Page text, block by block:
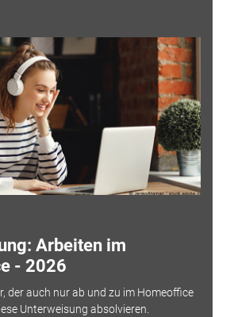
Arbeiten im
- 2026
der auch nur ab und zu im Homeoffice
Unterweisung absolvieren.